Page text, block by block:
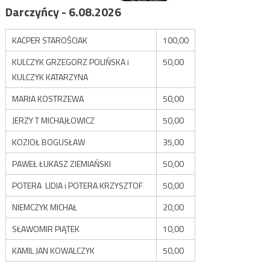
Darczyńcy - 6.08.2026
KACPER STAROŚCIAK
100,00
KULCZYK GRZEGORZ POLIŃSKA i
KULCZYK KATARZYNA
50,00
MARIA KOSTRZEWA
50,00
JERZY T MICHAJŁOWICZ
50,00
KOZIOŁ BOGUSŁAW
35,00
PAWEŁ ŁUKASZ ZIEMIAŃSKI
50,00
POTERA LIDIA i POTERA KRZYSZTOF
50,00
NIEMCZYK MICHAŁ
20,00
SŁAWOMIR PIĄTEK
10,00
KAMIL JAN KOWALCZYK
50,00